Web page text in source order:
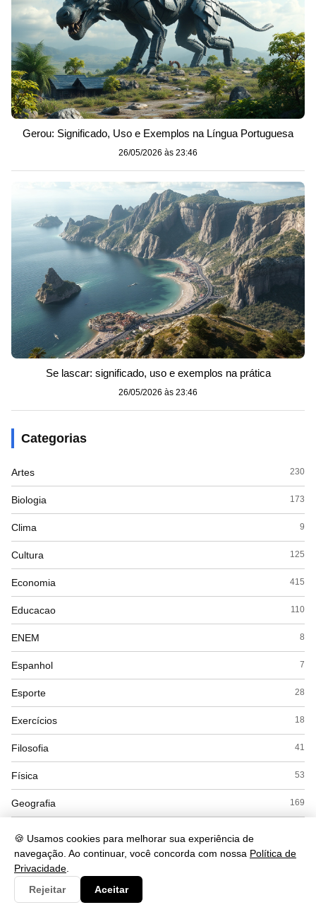
🍪 Usamos cookies para melhorar sua experiência de
navegação. Ao continuar, você concorda com nossa Política de
Privacidade
Rejeitar
Aceitar
Gerou: Significado, Uso e Exemplos na Língua Portuguesa
26/05/2026 às 23:46
Se lascar: significado, uso e exemplos na prática
26/05/2026 às 23:46
Categorias
Artes 230
Biologia 173
Clima 9
Cultura 125
Economia 415
Educacao 110
ENEM 8
Espanhol 7
Esporte 28
Exercícios 18
Filosofia 41
Física 53
Geografia 169
História 168
Inglês